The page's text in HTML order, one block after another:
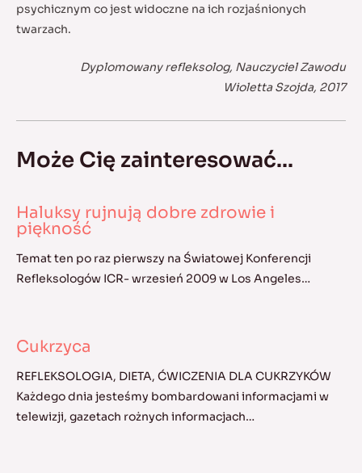
psychicznym co jest widoczne na ich rozjaśnionych
twarzach.
Dyplomowany refleksolog, Nauczyciel Zawodu
Wioletta Szojda, 2017
Może Cię zainteresować...
Haluksy rujnują dobre zdrowie i
piękność
Temat ten po raz pierwszy na Światowej Konferencji
Refleksologów ICR- wrzesień 2009 w Los Angeles…
Cukrzyca
REFLEKSOLOGIA, DIETA, ĆWICZENIA DLA CUKRZYKÓW
Każdego dnia jesteśmy bombardowani informacjami w
telewizji, gazetach rożnych informacjach…